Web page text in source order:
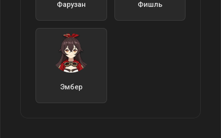
Фарузан Фишль
Эмбер